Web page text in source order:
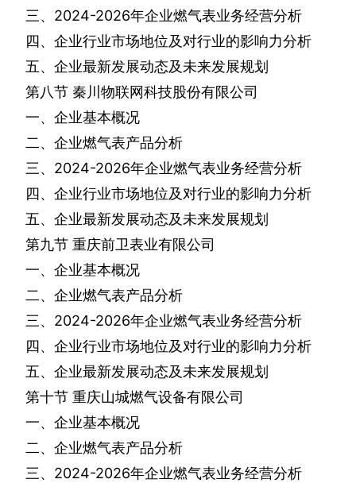
三、 2024-2026年企业燃气表业务经营分析
四、企业行业市场地位及对行业的影响力分析
五、企业最新发展动态及未来发展规划
第八节 秦川物联网科技股份有限公司
一、企业基本概况
二、企业燃气表产品分析
三、 2024-2026年企业燃气表业务经营分析
四、企业行业市场地位及对行业的影响力分析
五、企业最新发展动态及未来发展规划
第九节 重庆前卫表业有限公司
一、企业基本概况
二、企业燃气表产品分析
三、 2024-2026年企业燃气表业务经营分析
四、企业行业市场地位及对行业的影响力分析
五、企业最新发展动态及未来发展规划
第十节 重庆山城燃气设备有限公司
一、企业基本概况
二、企业燃气表产品分析
三、 2024-2026年企业燃气表业务经营分析